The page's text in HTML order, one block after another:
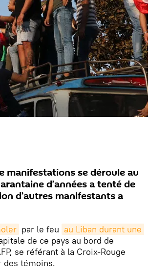
manifestations se déroule au
d’années a tenté de
d’autres manifestants a
par le feu au Liban durant une
de ce pays au bord de
se référant à la Croix-Rouge
des témoins.